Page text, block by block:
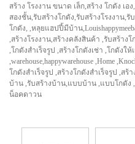
สร้าง โรงงาน ขนาด เล็ก,สร้าง โกดัง เ
สองชั้น,รับสร้างโกดัง,รับสร้างโรงงาน,รั
โกดัง, ,หลุยแฮปปี้มีบ้าน
,สร้างโรงงาน,สร้างคลังสินค้า ,รับสร้าง
,โกดังสำเร็จรูป ,สร้างโกดังเช่า ,โกดังให้
,warehouse,happywarehouse ,Home
โกดังสำเร็จรูป ,สร้างโกดังสำเร็จรูป ,ส
บ้าน ,รับสร้างบ้าน,แบบบ้าน ,แบบโกดั
น็อคดาวน